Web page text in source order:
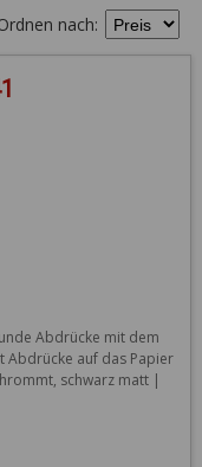
nach:
Abdrücke mit dem
Abdrücke auf das Papier
schwarz matt |